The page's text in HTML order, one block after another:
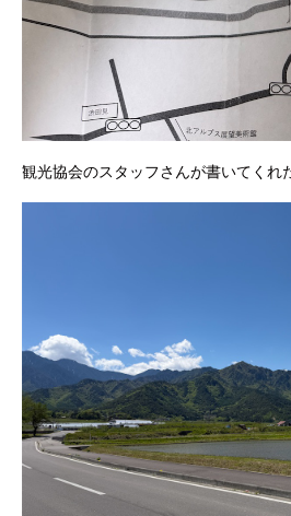
観光協会のスタッフさんが書いてくれ